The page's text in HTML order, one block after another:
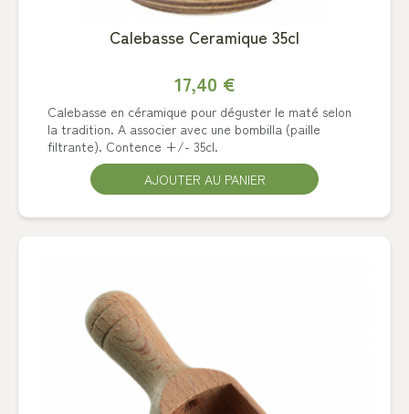
Calebasse Ceramique 35cl
17,40 €
Calebasse en céramique pour déguster le maté selon
la tradition. A associer avec une bombilla (paille
filtrante). Contence +/- 35cl.
AJOUTER AU PANIER